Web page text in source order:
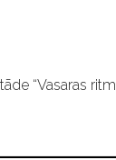
“Vasaras